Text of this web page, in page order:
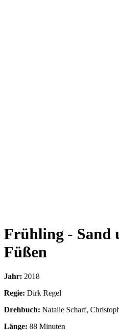
Frühling - Sand
Füßen
Jahr: 2018
Regie: Dirk Regel
Drehbuch: Natalie Scharf,
Länge: 88 Minuten